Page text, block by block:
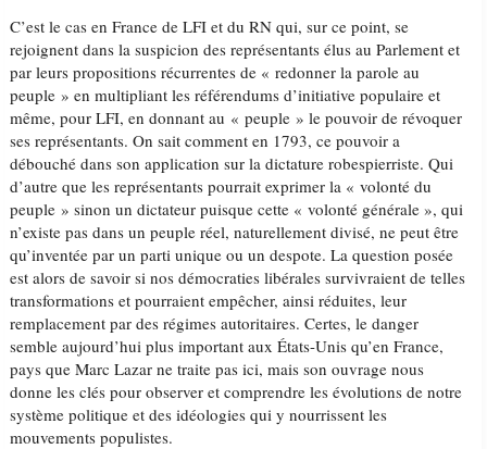
C’est le cas en France de LFI et du RN qui, sur ce point, se
rejoignent dans la suspicion des représentants élus au Parlement et
par leurs propositions récurrentes de « redonner la parole au
peuple » en multipliant les référendums d’initiative populaire et
même, pour LFI, en donnant au « peuple » le pouvoir de révoquer
ses représentants. On sait comment en 1793, ce pouvoir a
débouché dans son application sur la dictature robespierriste. Qui
d’autre que les représentants pourrait exprimer la « volonté du
peuple » sinon un dictateur puisque cette « volonté générale », qui
n’existe pas dans un peuple réel, naturellement divisé, ne peut être
qu’inventée par un parti unique ou un despote. La question posée
est alors de savoir si nos démocraties libérales survivraient de telles
transformations et pourraient empêcher, ainsi réduites, leur
remplacement par des régimes autoritaires. Certes, le danger
semble aujourd’hui plus important aux États-Unis qu’en France,
pays que Marc Lazar ne traite pas ici, mais son ouvrage nous
donne les clés pour observer et comprendre les évolutions de notre
système politique et des idéologies qui y nourrissent les
mouvements populistes.